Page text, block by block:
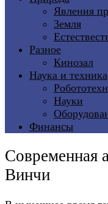
Явления
Земля
Разное
Кинозал
Наука и техника
Науки
Финансы
Современная
Винчи